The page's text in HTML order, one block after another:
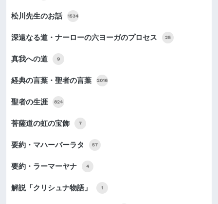
松川先生のお話 1534
深遠なる道・ナーローの六ヨーガのプロセス 25
真我への道 9
経典の言葉・聖者の言葉 2016
聖者の生涯 824
菩薩道の虹の宝飾 7
要約・マハーバーラタ 57
要約・ラーマーヤナ 4
解説「クリシュナ物語」 1